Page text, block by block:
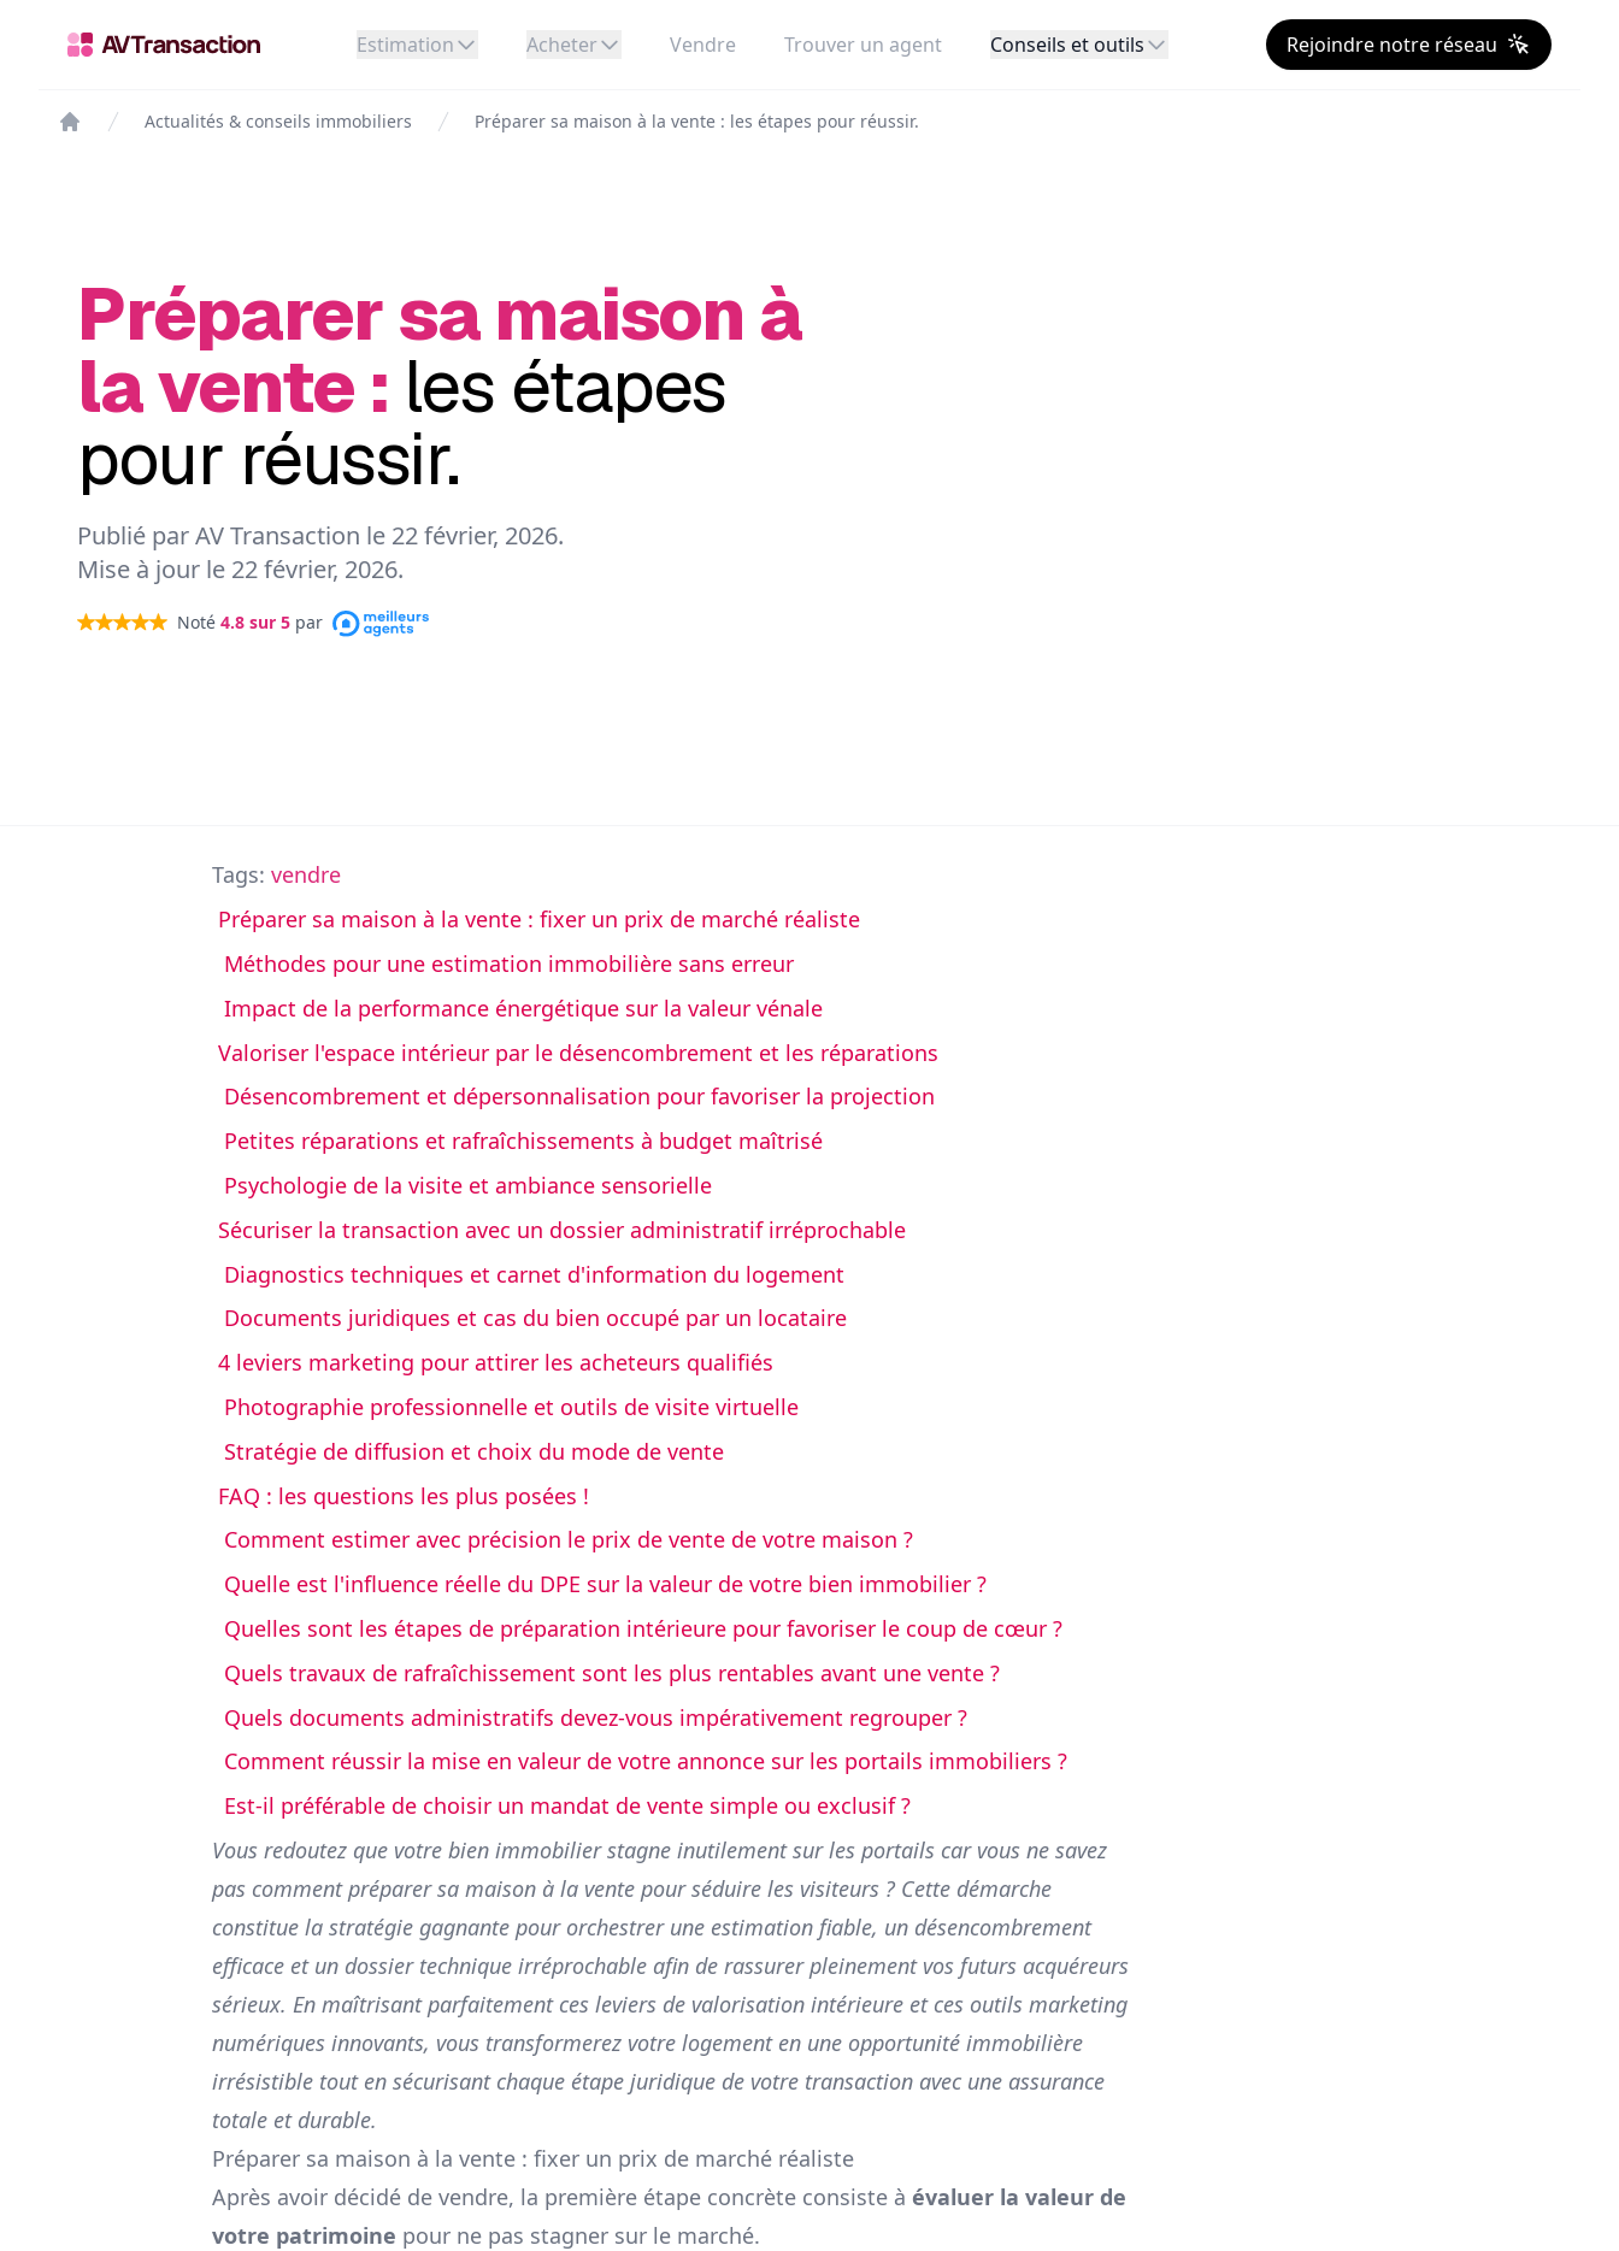
Estimation Acheter Vendre Trouver un agent Conseils et outils Rejoindre notre réseau
Actualités & conseils immobiliers Préparer sa maison à la vente : les étapes pour réussir.
Préparer sa maison à
la vente : les étapes
pour réussir.
Publié par AV Transaction le 22 février, 2026.
Mise à jour le 22 février, 2026.
Noté 4.8 sur 5 par
Tags: vendre
Préparer sa maison à la vente : fixer un prix de marché réaliste
Méthodes pour une estimation immobilière sans erreur
Impact de la performance énergétique sur la valeur vénale
Valoriser l'espace intérieur par le désencombrement et les réparations
Désencombrement et dépersonnalisation pour favoriser la projection
Petites réparations et rafraîchissements à budget maîtrisé
Psychologie de la visite et ambiance sensorielle
Sécuriser la transaction avec un dossier administratif irréprochable
Diagnostics techniques et carnet d'information du logement
Documents juridiques et cas du bien occupé par un locataire
4 leviers marketing pour attirer les acheteurs qualifiés
Photographie professionnelle et outils de visite virtuelle
Stratégie de diffusion et choix du mode de vente
FAQ : les questions les plus posées !
Comment estimer avec précision le prix de vente de votre maison ?
Quelle est l'influence réelle du DPE sur la valeur de votre bien immobilier ?
Quelles sont les étapes de préparation intérieure pour favoriser le coup de cœur ?
Quels travaux de rafraîchissement sont les plus rentables avant une vente ?
Quels documents administratifs devez-vous impérativement regrouper ?
Comment réussir la mise en valeur de votre annonce sur les portails immobiliers ?
Est-il préférable de choisir un mandat de vente simple ou exclusif ?
Vous redoutez que votre bien immobilier stagne inutilement sur les portails car vous ne savez
pas comment préparer sa maison à la vente pour séduire les visiteurs ? Cette démarche
constitue la stratégie gagnante pour orchestrer une estimation fiable, un désencombrement
efficace et un dossier technique irréprochable afin de rassurer pleinement vos futurs acquéreurs
sérieux. En maîtrisant parfaitement ces leviers de valorisation intérieure et ces outils marketing
numériques innovants, vous transformerez votre logement en une opportunité immobilière
irrésistible tout en sécurisant chaque étape juridique de votre transaction avec une assurance
totale et durable.
Préparer sa maison à la vente : fixer un prix de marché réaliste
Après avoir décidé de vendre, la première étape concrète consiste à évaluer la valeur de
votre patrimoine pour ne pas stagner sur le marché.